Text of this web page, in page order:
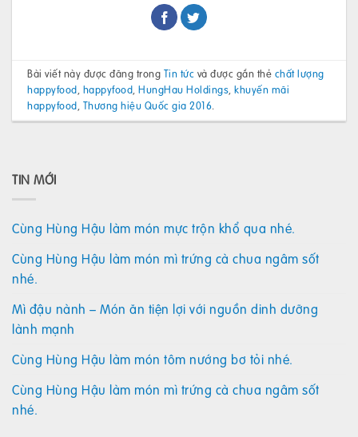
Bài viết này được đăng trong Tin tức và được gắn thẻ chất lượng
happyfood, happyfood,HungHau Holdings,khuyến mãi
happyfood, Thương hiệu Quốc gia 2016.
TIN MỚI
Cùng Hùng Hậu làm món mực trộn khổ qua nhé.
Cùng Hùng Hậu làm món mì trứng cà chua ngâm sốt
nhé.
Mì đậu nành – Món ăn tiện lợi với nguồn dinh dưỡng
lành mạnh
Cùng Hùng Hậu làm món tôm nướng bơ tỏi nhé.
Cùng Hùng Hậu làm món mì trứng cà chua ngâm sốt
nhé.